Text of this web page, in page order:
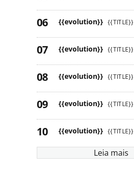
{{evolution}} {{TITLE}}
{{evolution}} {{TITLE}}
{{evolution}} {{TITLE}}
{{evolution}} {{TITLE}}
{{evolution}} {{TITLE}}
Leia mais